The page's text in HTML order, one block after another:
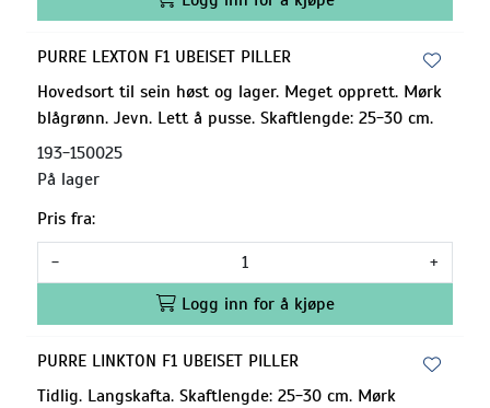
PURRE LEXTON F1 UBEISET PILLER
Hovedsort til sein høst og lager. Meget opprett. Mørk
blågrønn. Jevn. Lett å pusse. Skaftlengde: 25-30 cm.
193-150025
På lager
Pris fra:
-
+
Logg inn for å kjøpe
PURRE LINKTON F1 UBEISET PILLER
Tidlig. Langskafta. Skaftlengde: 25-30 cm. Mørk